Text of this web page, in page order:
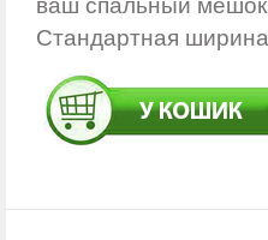
ваш спальный мешок
Стандартная